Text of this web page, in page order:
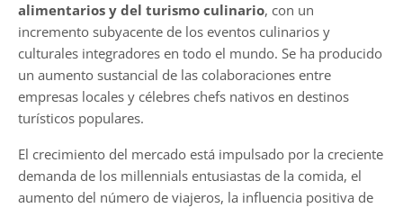
alimentarios y del turismo culinario, con un
incremento subyacente de los eventos culinarios y
culturales integradores en todo el mundo. Se ha producido
un aumento sustancial de las colaboraciones entre
empresas locales y célebres chefs nativos en destinos
turísticos populares.
El crecimiento del mercado está impulsado por la creciente
demanda de los millennials entusiastas de la comida, el
aumento del número de viajeros, la influencia positiva de